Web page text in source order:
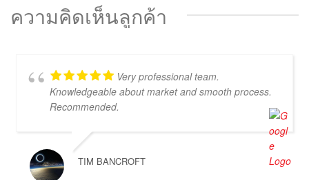
ความคิดเห็นลูกค้า
Very professional team.
Knowledgeable about market and smooth process.
Recommended.
TIM BANCROFT